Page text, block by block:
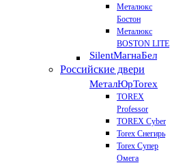
Металюкс
Бостон
Металюкс
BOSTON LITE
SilentМагнаБел
Российские двери
МеталЮрTorex
TOREX
Professor
TOREX Cyber
Torex Снегирь
Torex Супер
Омега